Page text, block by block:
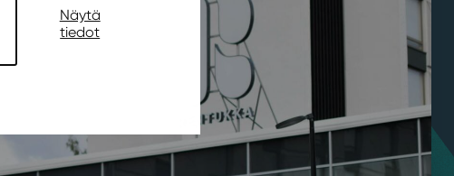
Näytä
tiedot